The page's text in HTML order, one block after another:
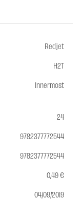
Redjet
H2T
Innermost
24
9782377772544
9782377772544
0,49 €
04/09/2019